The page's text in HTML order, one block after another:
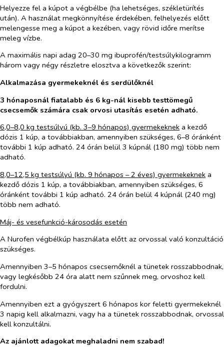
Helyezze fel a kúpot a végbélbe (ha lehetséges, székletürítés
után). A használat megkönnyítése érdekében, felhelyezés előtt
melengesse meg a kúpot a kezében, vagy rövid időre merítse
meleg vízbe.
A maximális napi adag 20–30 mg ibuprofén/testsúlykilogramm
három vagy négy részletre elosztva a következők szerint:
Alkalmazása gyermekeknél és serdülőknél
3 hónaposnál fiatalabb és 6 kg-nál kisebb testtömegű
csecsemők számára csak orvosi utasítás esetén adható.
6,0–8,0 kg testsúlyú (kb. 3–9 hónapos) gyermekeknek a kezdő
dózis 1 kúp, a továbbiakban, amennyiben szükséges, 6–8 óránként
további 1 kúp adható. 24 órán belül 3 kúpnál (180 mg) több nem
adható.
8,0–12,5 kg testsúlyú (kb. 9 hónapos – 2 éves) gyermekeknek a
kezdő dózis 1 kúp, a továbbiakban, amennyiben szükséges, 6
óránként további 1 kúp adható. 24 órán belül 4 kúpnál (240 mg)
több nem adható.
Máj- és vesefunkció-károsodás esetén
A Nurofen végbélkúp használata előtt az orvossal való konzultáció
szükséges.
Amennyiben 3–5 hónapos csecsemőknél a tünetek rosszabbodnak,
vagy legkésőbb 24 óra alatt nem szűnnek meg, orvoshoz kell
fordulni.
Amennyiben ezt a gyógyszert 6 hónapos kor feletti gyermekeknél
3 napig kell alkalmazni, vagy ha a tünetek rosszabbodnak, orvossal
kell konzultálni.
Az ajánlott adagokat meghaladni nem szabad!